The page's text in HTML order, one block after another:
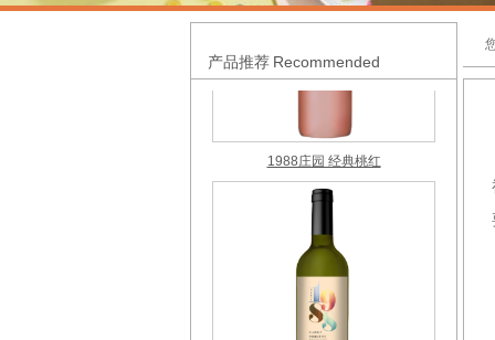
产品推荐 Recommended